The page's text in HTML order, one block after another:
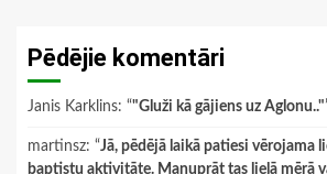
Pēdējie komentāri
Janis Karklins: “"Gluži kā gājiens uz Aglonu.."
martinsz: “Jā, pēdējā laikā patiesi vērojama
baptistu aktivitāte. Manuprāt tas lielā mērā